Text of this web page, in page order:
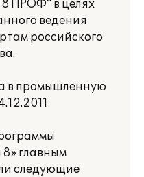
8 ПРОФ" в целях
ведения
российского
в промышленную
8» главным
следующие